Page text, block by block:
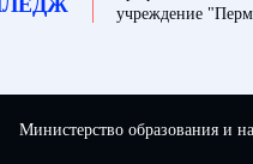
учреждение
Министерство образования и